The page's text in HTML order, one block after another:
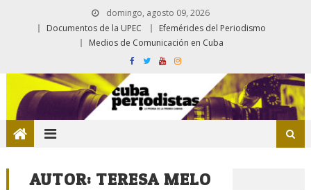
domingo, agosto 09, 2026
Documentos de la UPEC
Efemérides del Periodismo
Medios de Comunicación en Cuba
AUTOR: TERESA MELO